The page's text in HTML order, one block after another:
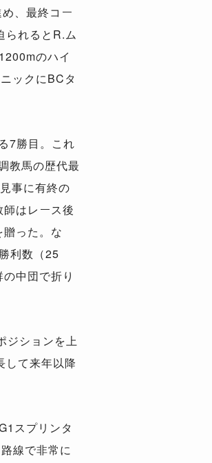
、最終コー
られるとR.ム
のハイ
ックにBCタ
7勝目。これ
教馬の歴代最
事に有終の
はレース後
った。な
利数（25
中団で折り
ジションを上
して来年以降
スプリンタ
線で非常に